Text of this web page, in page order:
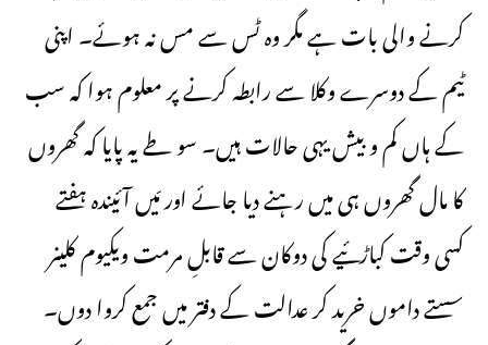
کرنے والی بات ہے مگر وہ ٹس سے مس نہ ہوئے۔ اپنی
ٹیم کے دوسرے وکلا سے رابطہ کرنے پر معلوم ہوا کہ سب
کے ہاں کم و بیش یہی حالات ہیں۔ سو طے یہ پایا کہ گھروں
کا مال گھروں ہی میں رہنے دیا جائے اور مّیں آئیندہ ہفتے
کسی وقت کباڑئیے کی دوکان سے قابلِ مرمت ویکیوم کلینر
سستے داموں خرید کر عدالت کے دفتر میں جمع کروا دوں۔